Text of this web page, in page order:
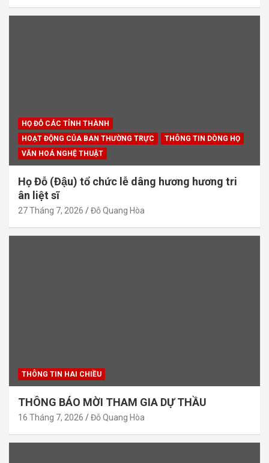
HỌ ĐỖ CÁC TỈNH THÀNH
HOẠT ĐỘNG CỦA BAN THƯỜNG TRỰC
THÔNG TIN DÒNG HỌ
VĂN HOÁ NGHỆ THUẬT
Họ Đỗ (Đậu) tổ chức lễ dâng hương hương tri
ân liệt sĩ
27 Tháng 7, 2026 Đỗ Quang Hòa
THÔNG TIN HAI CHIỀU
THÔNG BÁO MỜI THAM GIA DỰ THẦU
16 Tháng 7, 2026 Đỗ Quang Hòa